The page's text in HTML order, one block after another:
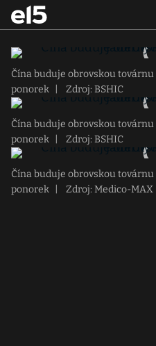
Čína buduje obrovskou
ponorek
Zdroj: BSHIC
Čína buduje obrovskou
ponorek
Zdroj: BSHIC
Čína buduje obrovskou
ponorek
Zdroj: Medico-MAX